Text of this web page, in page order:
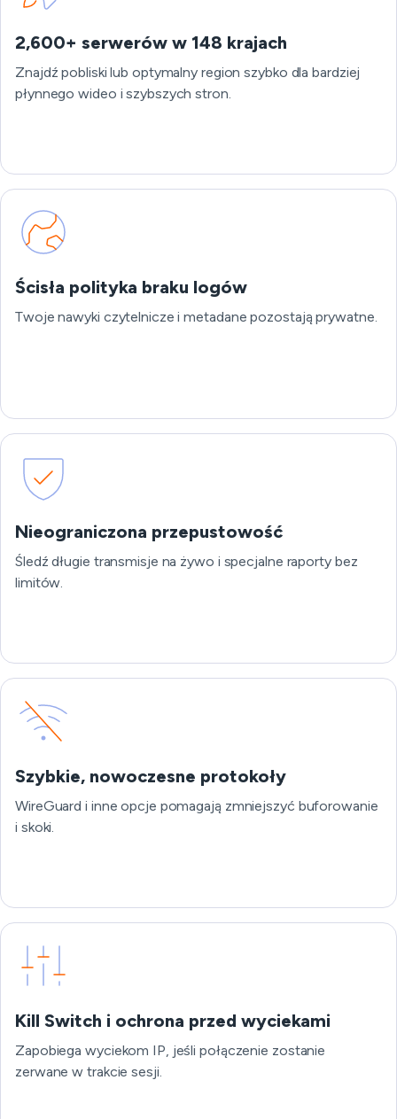
2,600+ serwerów w 148 krajach
Znajdź pobliski lub optymalny region szybko dla bardziej
płynnego wideo i szybszych stron.
Ścisła polityka braku logów
Twoje nawyki czytelnicze i metadane pozostają prywatne.
Nieograniczona przepustowość
Śledź długie transmisje na żywo i specjalne raporty bez
limitów.
Szybkie, nowoczesne protokoły
WireGuard i inne opcje pomagają zmniejszyć buforowanie
i skoki.
Kill Switch i ochrona przed wyciekami
Zapobiega wyciekom IP, jeśli połączenie zostanie
zerwane w trakcie sesji.